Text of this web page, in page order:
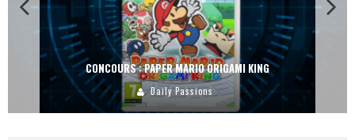
CONCOURS : PAPER MARIO ORIGAMI KING
Daily Passions